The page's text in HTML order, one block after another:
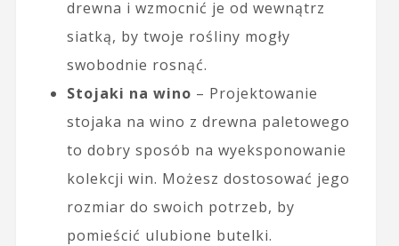
drewna i wzmocnić je od wewnątrz
siatką, by twoje rośliny mogły
swobodnie rosnąć.
Stojaki na wino – Projektowanie
stojaka na wino z drewna paletowego
to dobry sposób na wyeksponowanie
kolekcji win. Możesz dostosować jego
rozmiar do swoich potrzeb, by
pomieścić ulubione butelki.